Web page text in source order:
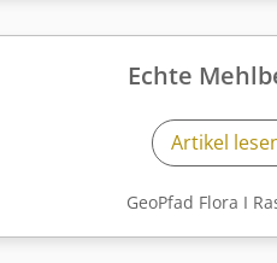
Echte
Artikel
GeoPfad Flora I